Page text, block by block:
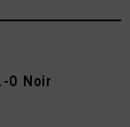
0 Noir